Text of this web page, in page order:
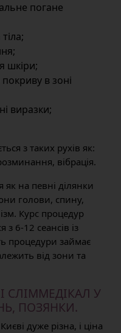
погане
шкіри;
в зоні
виразки;
з таких рухів як:
вібрація.
на певні ділянки
голови, спину,
Курс процедур
з 6-12 сеансів із
процедури займає
від зони та
СЛІММЕДІКАЛ У
ПОЗЯНКИ.
дуже різна, і ціна